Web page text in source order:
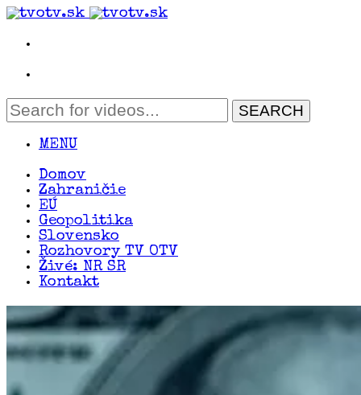
MENU
Domov
Zahraničie
EÚ
Geopolitika
Slovensko
Rozhovory TV OTV
Živé: NR SR
Kontakt